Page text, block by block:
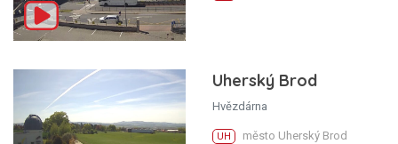
Uherský Brod
Hvězdárna
UH město Uherský Brod